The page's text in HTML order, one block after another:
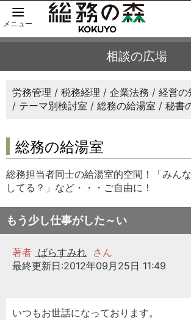
メニュー
相談の広場
労務管理 税務経理 企業法務
経営の
テーマ別検討室
総務の給湯室 秘書
総務の給湯室
総務担当者同士の給湯室的空間！「みん
してる？」など・・・ご自由に！
もう少し仕事がした～い
著者 ばらすみれ さん
最終更新日:2012年09月25日 11:49
いつもお世話になっております。